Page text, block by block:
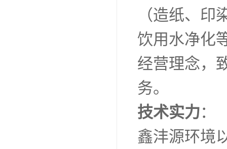
（造纸、
饮用水净化
经营理念，
务。
技术实力：
鑫沣源环境